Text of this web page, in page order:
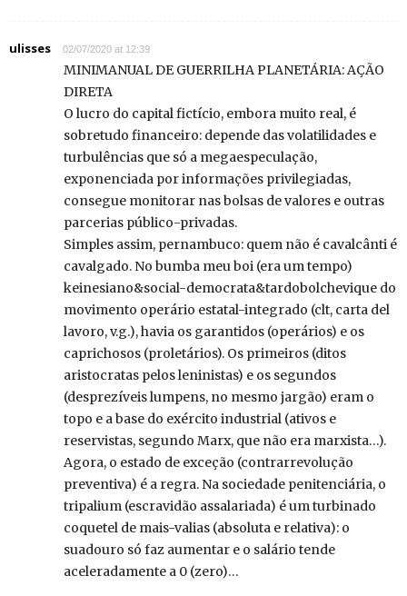
ulisses 02/07/2020 at 12:39
MINIMANUAL DE GUERRILHA PLANETÁRIA: AÇÃO
DIRETA
O lucro do capital fictício, embora muito real, é
sobretudo financeiro: depende das volatilidades e
turbulências que só a megaespeculação,
exponenciada por informações privilegiadas,
consegue monitorar nas bolsas de valores e outras
parcerias público-privadas.
Simples assim, pernambuco: quem não é cavalcânti é
cavalgado. No bumba meu boi (era um tempo)
keinesiano&social-democrata&tardobolchevique do
movimento operário estatal-integrado (clt, carta del
lavoro, v.g.), havia os garantidos (operários) e os
caprichosos (proletários). Os primeiros (ditos
aristocratas pelos leninistas) e os segundos
(desprezíveis lumpens, no mesmo jargão) eram o
topo e a base do exército industrial (ativos e
reservistas, segundo Marx, que não era marxista…).
Agora, o estado de exceção (contrarrevolução
preventiva) é a regra. Na sociedade penitenciária, o
tripalium (escravidão assalariada) é um turbinado
coquetel de mais-valias (absoluta e relativa): o
suadouro só faz aumentar e o salário tende
aceleradamente a 0 (zero)…